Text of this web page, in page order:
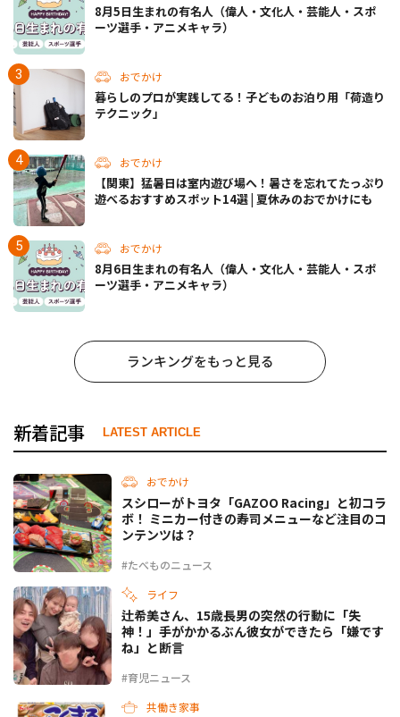
8月5日生まれの有名人（偉人・文化人・芸能人・スポ
ーツ選手・アニメキャラ）
おでかけ
暮らしのプロが実践してる！子どものお泊り用「荷造り
テクニック」
おでかけ
【関東】猛暑日は室内遊び場へ！暑さを忘れてたっぷり
遊べるおすすめスポット14選 | 夏休みのおでかけにも
おでかけ
8月6日生まれの有名人（偉人・文化人・芸能人・スポ
ーツ選手・アニメキャラ）
ランキングをもっと見る
新着記事 LATEST ARTICLE
おでかけ
#たべものニュース
スシローがトヨタ「GAZOO Racing」と初コラ
ボ！ ミニカー付きの寿司メニューなど注目のコ
ンテンツは？
ライフ
#育児ニュース
辻希美さん、15歳長男の突然の行動に「失
神！」手がかかるぶん彼女ができたら「嫌です
ね」と断言
共働き家事